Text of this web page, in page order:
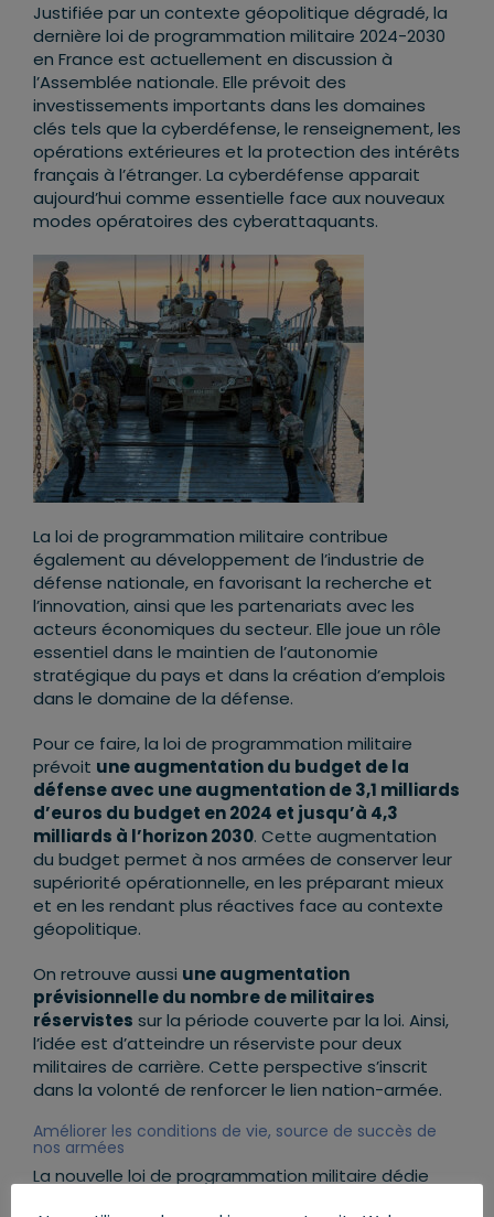
Justifiée par un contexte géopolitique dégradé, la
dernière loi de programmation militaire 2024-2030
en France est actuellement en discussion à
l’Assemblée nationale. Elle prévoit des
investissements importants dans les domaines
clés tels que la cyberdéfense, le renseignement, les
opérations extérieures et la protection des intérêts
français à l’étranger. La cyberdéfense apparait
aujourd’hui comme essentielle face aux nouveaux
modes opératoires des cyberattaquants.
La loi de programmation militaire contribue
également au développement de l’industrie de
défense nationale, en favorisant la recherche et
l’innovation, ainsi que les partenariats avec les
acteurs économiques du secteur. Elle joue un rôle
essentiel dans le maintien de l’autonomie
stratégique du pays et dans la création d’emplois
dans le domaine de la défense.
Pour ce faire, la loi de programmation militaire
prévoit une augmentation du budget de la
défense avec une augmentation de 3,1 milliards
d’euros du budget en 2024 et jusqu’à 4,3
milliards à l’horizon 2030. Cette augmentation
du budget permet à nos armées de conserver leur
supériorité opérationnelle, en les préparant mieux
et en les rendant plus réactives face au contexte
géopolitique.
On retrouve aussi une augmentation
prévisionnelle du nombre de militaires
réservistes sur la période couverte par la loi. Ainsi,
l’idée est d’atteindre un réserviste pour deux
militaires de carrière. Cette perspective s’inscrit
dans la volonté de renforcer le lien nation-armée.
Améliorer les conditions de vie, source de succès de
nos armées
La nouvelle loi de programmation militaire dédie